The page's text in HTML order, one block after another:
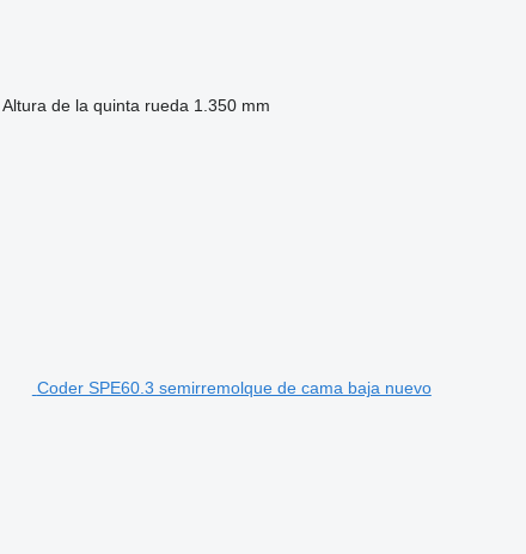
Altura de la quinta rueda 1.350 mm
Coder SPE60.3 semirremolque de cama baja nuevo